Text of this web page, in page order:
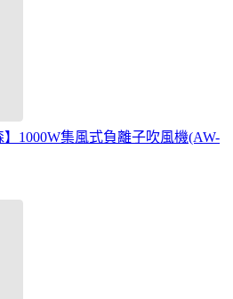
1000W集風式負離子吹風機(AW-